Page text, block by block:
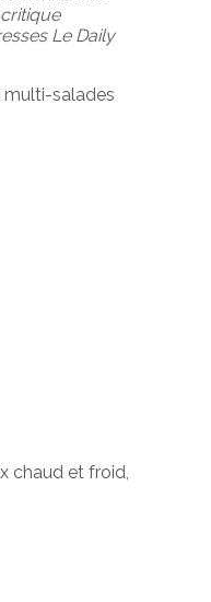
Le Daily
multi-salades
chaud et froid,